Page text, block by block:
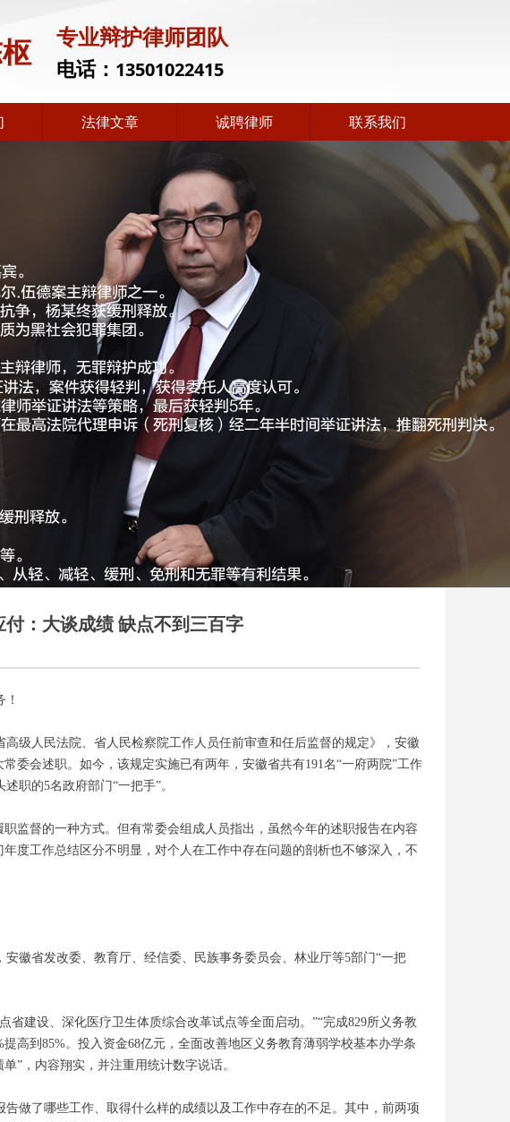
法律文章 诚聘律师 联系我们
专业辩护律师团队
电话： 13501022415
：大谈成绩 缺点不到三百字
级人民法院、省人民检察院工作人员任前审查和任后监督的规定》，安徽
委会述职。如今，该规定实施已有两年，安徽省共有191名“一府两院”工作
职的5名政府部门“一把手”。
监督的一种方式。但有常委会组成人员指出，虽然今年的述职报告在内容
度工作总结区分不明显，对个人在工作中存在问题的剖析也不够深入，不
徽省发改委、教育厅、经信委、民族事务委员会、林业厅等5部门“一把
省建设、深化医疗卫生体质综合改革试点等全面启动。”“完成829所义务教
高到85%。投入资金68亿元，全面改善地区义务教育薄弱学校基本办学条
”，内容翔实，并注重用统计数字说话。
做了哪些工作、取得什么样的成绩以及工作中存在的不足。其中，前两项